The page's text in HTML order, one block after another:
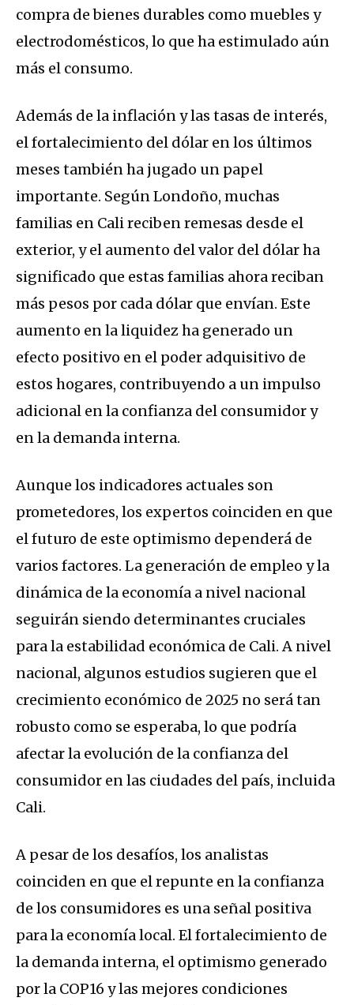
compra de bienes durables como muebles y
electrodomésticos, lo que ha estimulado aún
más el consumo.
Además de la inflación y las tasas de interés,
el fortalecimiento del dólar en los últimos
meses también ha jugado un papel
importante. Según Londoño, muchas
familias en Cali reciben remesas desde el
exterior, y el aumento del valor del dólar ha
significado que estas familias ahora reciban
más pesos por cada dólar que envían. Este
aumento en la liquidez ha generado un
efecto positivo en el poder adquisitivo de
estos hogares, contribuyendo a un impulso
adicional en la confianza del consumidor y
en la demanda interna.
Aunque los indicadores actuales son
prometedores, los expertos coinciden en que
el futuro de este optimismo dependerá de
varios factores. La generación de empleo y la
dinámica de la economía a nivel nacional
seguirán siendo determinantes cruciales
para la estabilidad económica de Cali. A nivel
nacional, algunos estudios sugieren que el
crecimiento económico de 2025 no será tan
robusto como se esperaba, lo que podría
afectar la evolución de la confianza del
consumidor en las ciudades del país, incluida
Cali.
A pesar de los desafíos, los analistas
coinciden en que el repunte en la confianza
de los consumidores es una señal positiva
para la economía local. El fortalecimiento de
la demanda interna, el optimismo generado
por la COP16 y las mejores condiciones